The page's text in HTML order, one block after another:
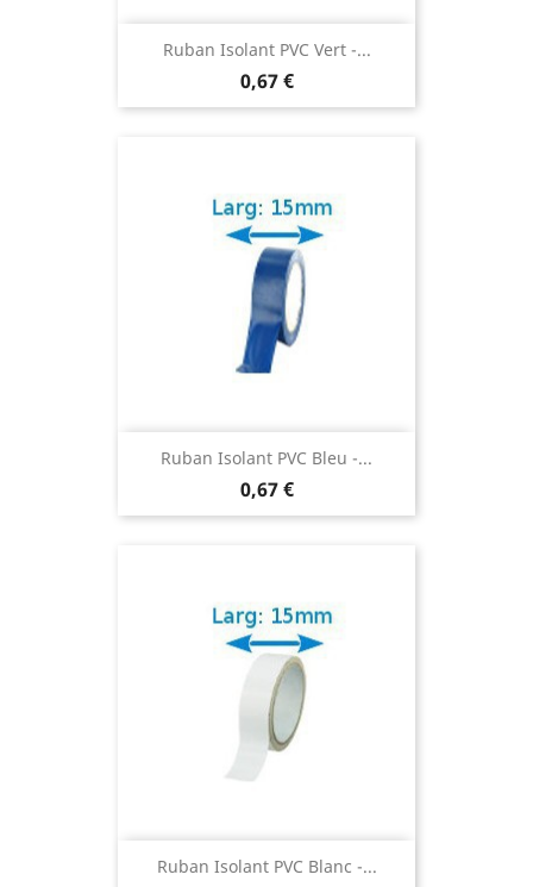
Ruban Isolant PVC Vert -...
0,67 €
Ruban Isolant PVC Bleu -...
0,67 €
Ruban Isolant PVC Blanc -...